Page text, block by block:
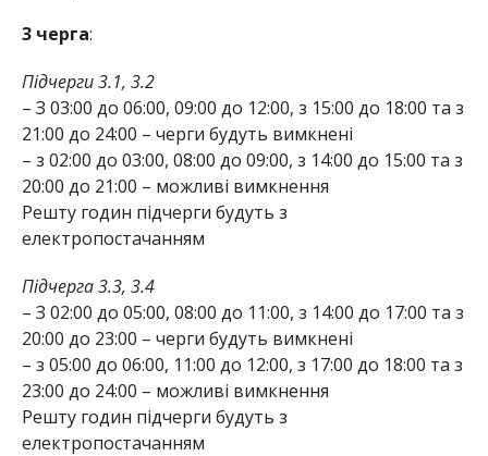
3 черга:
Підчерги 3.1, 3.2
– З 03:00 до 06:00, 09:00 до 12:00, з 15:00 до 18:00 та з
21:00 до 24:00 – черги будуть вимкнені
– з 02:00 до 03:00, 08:00 до 09:00, з 14:00 до 15:00 та з
20:00 до 21:00 – можливі вимкнення
Решту годин підчерги будуть з
електропостачанням
Підчерга 3.3, 3.4
– З 02:00 до 05:00, 08:00 до 11:00, з 14:00 до 17:00 та з
20:00 до 23:00 – черги будуть вимкнені
– з 05:00 до 06:00, 11:00 до 12:00, з 17:00 до 18:00 та з
23:00 до 24:00 – можливі вимкнення
Решту годин підчерги будуть з
електропостачанням